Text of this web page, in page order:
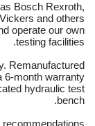
Bosch Rexroth,
and others.
operate our own
testing facilities.
Remanufactured
6-month warranty.
hydraulic test
bench.